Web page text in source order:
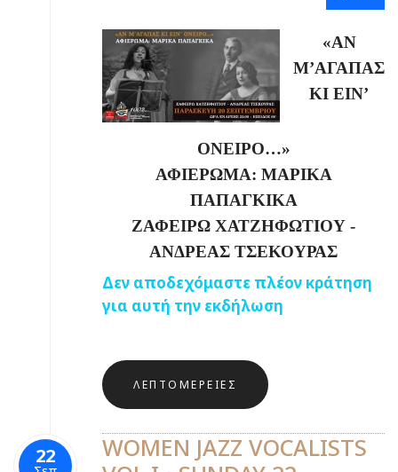
«ΑΝ
Μ’ΑΓΑΠΑΣ
ΚΙ ΕΙΝ’
ΟΝΕΙΡΟ…»
ΑΦΙΕΡΩΜΑ: ΜΑΡΙΚΑ
ΠΑΠΑΓΚΙΚΑ
ΖΑΦΕΙΡΩ ΧΑΤΖΗΦΩΤΙΟΥ -
ΑΝΔΡΕΑΣ ΤΣΕΚΟΥΡΑΣ
Δεν αποδεχόμαστε πλέον κράτηση
για αυτή την εκδήλωση
ΛΕΠΤΟΜΈΡΕΙΕΣ
22
WOMEN JAZZ VOCALISTS